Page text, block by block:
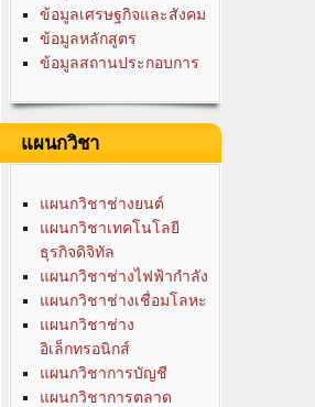
ข้อมูลเศรษฐกิจและสังคม
ข้อมูลหลักสูตร
ข้อมูลสถานประกอบการ
แผนกวิชา
แผนกวิชาช่างยนต์
แผนกวิชาเทคโนโลยี
ธุรกิจดิจิทัล
แผนกวิชาช่างไฟฟ้ากำลัง
แผนกวิชาช่างเชื่อมโลหะ
แผนกวิชาช่าง
อิเล็กทรอนิกส์
แผนกวิชาการบัญชี
แผนกวิชาการตลาด